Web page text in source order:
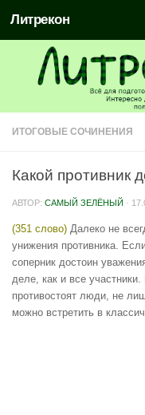
Литрекон
ИТОГОВЫЕ СОЧИНЕНИЯ
Какой противник
АВТОР: САМЫЙ ЗЕЛЁНЫЙ ·
(351 слово) Далеко не
унижения противника.
соперник достоин
деле, как и все
противостоят люди, не
можно встретить в